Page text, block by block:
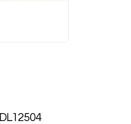
DL12504